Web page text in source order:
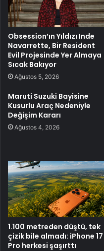
Obsession’ın Yıldızı Inde
Navarrette, Bir Resident
Evil Projesinde Yer Almaya
Sıcak Bakıyor
Ağustos 5, 2026
Maruti Suzuki Bayisine
Kusurlu Araç Nedeniyle
Değişim Kararı
Ağustos 4, 2026
1.100 metreden düştü, tek
çizik bile almadı: iPhone 17
Pro herkesi şaşırttı